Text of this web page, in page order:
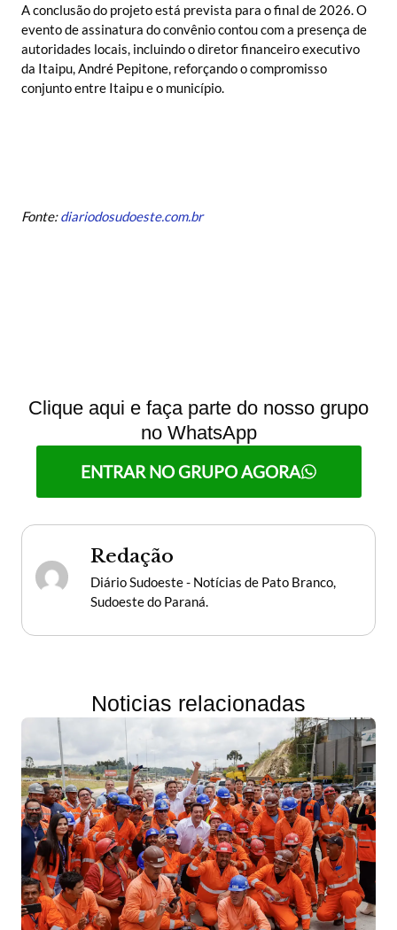
A conclusão do projeto está prevista para o final de 2026. O
evento de assinatura do convênio contou com a presença de
autoridades locais, incluindo o diretor financeiro executivo
da Itaipu, André Pepitone, reforçando o compromisso
conjunto entre Itaipu e o município.
Fonte:diariodosudoeste.com.br
Clique aqui e faça parte do nosso grupo
no WhatsApp
ENTRAR NO GRUPO AGORA
Redação
Diário Sudoeste - Notícias de Pato Branco,
Sudoeste do Paraná.
Noticias relacionadas